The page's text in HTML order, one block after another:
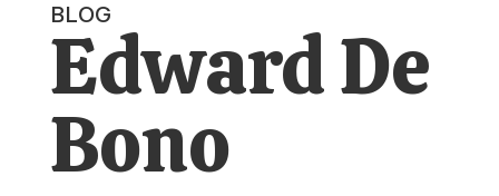
BLOG
Edward De
Bono